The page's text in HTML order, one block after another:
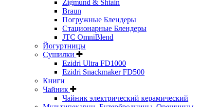
Zigmund & Shtain
Braun
Погружные Блендеры
Стационарные Блендеры
JTC OmniBlend
Йогуртницы
Сушилки
Ezidri Ultra FD1000
Ezidri Snackmaker FD500
Книги
Чайник
Чайник электрический керамический